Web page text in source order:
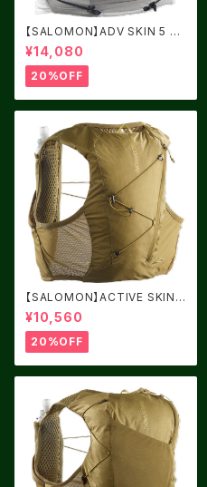
【SALOMON】ADV SKIN 5 AL
LOY / Gray Violet
¥14,080
20%OFF
【SALOMON】ACTIVE SKIN
4 BRILLIANT OLIVE / Willo
w
¥10,560
20%OFF